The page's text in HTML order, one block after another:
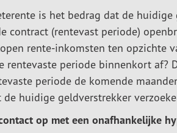
is het bedrag dat de
contract (rentevast periode)
rente-inkomsten ten opzichte
rentevaste periode binnenkort af?
periode de komende
de huidige geldverstrekker
op met een onafhankelijke